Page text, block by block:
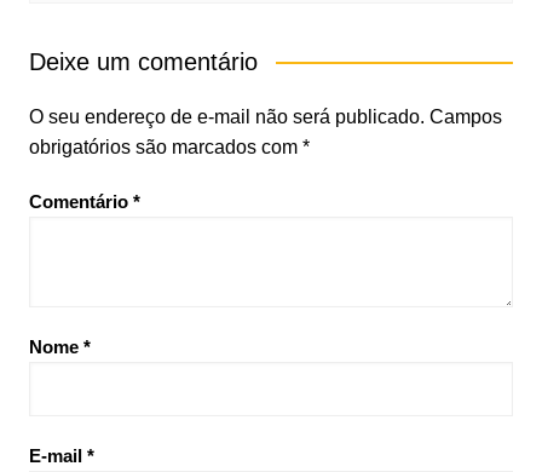
Deixe um comentário
O seu endereço de e-mail não será publicado. Campos
obrigatórios são marcados com *
Comentário *
Nome *
E-mail *